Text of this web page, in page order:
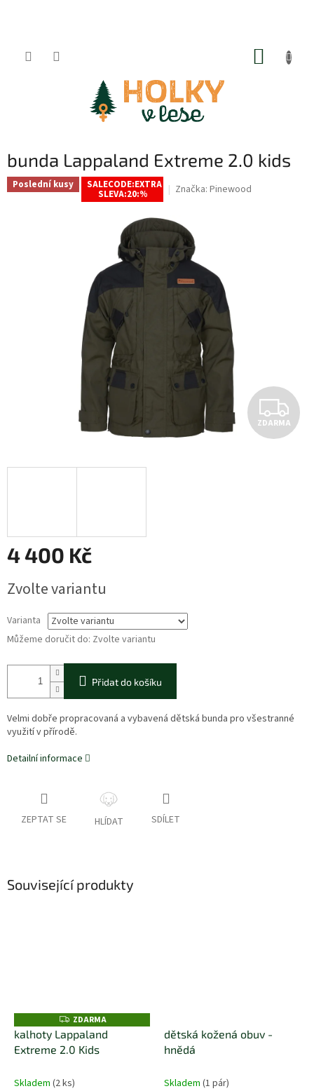
bunda Lappaland Extreme 2.0 kids
Poslední kusy SALECODE:EXTRA
SLEVA:20:% Značka: Pinewood
Z
D
ZDARMA
4 400 Kč
cena:
Zvolte variantu
Varianta
Můžeme doručit do: Zvolte variantu
Přidat do košíku
Velmi dobře propracovaná a vybavená dětská bunda pro všestranné
využití v přírodě.
Detailní informace
ZEPTAT SE HLÍDAT SDÍLET
Související produkty
Z
D
A
R
ZDARMA
kalhoty Lappaland
Extreme 2.0 Kids
Skladem (2 ks)
dětská kožená obuv -
hnědá
Skladem (1 pár)